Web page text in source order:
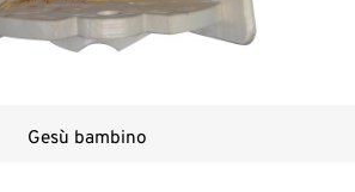
Gesù bambino